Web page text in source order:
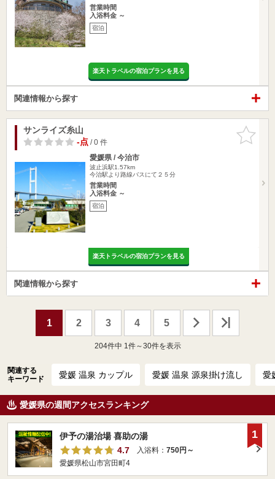
営業時間
入浴料金 ～
宿泊
楽天トラベルの宿泊プランを見る
関連情報から探す
お気に入
りに追加
サンライズ糸山
-点/ 0 件
愛媛県 / 今治市
波止浜駅1.57km
今治駅より路線バスにて２５分
営業時間
入浴料金 ～
宿泊
楽天トラベルの宿泊プランを見る
関連情報から探す
1 2 3 4 5
204件中 1件～30件を表示
関連する
キーワード
愛媛 温泉 カップル 愛媛 温泉 源泉掛け流し 愛
愛媛県の週間アクセスランキング
伊予の湯治場 喜助の湯
4.7
入浴料： 750円～
愛媛県松山市宮田町4
1